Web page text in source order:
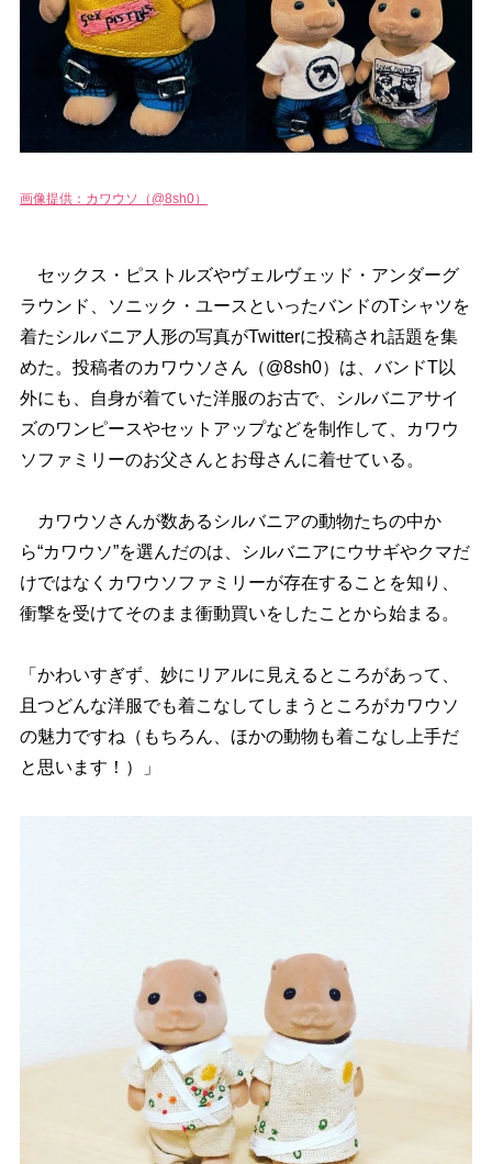
画像提供：カワウソ（@8sh0）
セックス・ピストルズやヴェルヴェッド・アンダーグ
ラウンド、ソニック・ユースといったバンドのTシャツを
着たシルバニア人形の写真がTwitterに投稿され話題を集
めた。投稿者のカワウソさん（@8sh0）は、バンドT以
外にも、自身が着ていた洋服のお古で、シルバニアサイ
ズのワンピースやセットアップなどを制作して、カワウ
ソファミリーのお父さんとお母さんに着せている。
カワウソさんが数あるシルバニアの動物たちの中か
ら“カワウソ”を選んだのは、シルバニアにウサギやクマだ
けではなくカワウソファミリーが存在することを知り、
衝撃を受けてそのまま衝動買いをしたことから始まる。
「かわいすぎず、妙にリアルに見えるところがあって、
且つどんな洋服でも着こなしてしまうところがカワウソ
の魅力ですね（もちろん、ほかの動物も着こなし上手だ
と思います！）」